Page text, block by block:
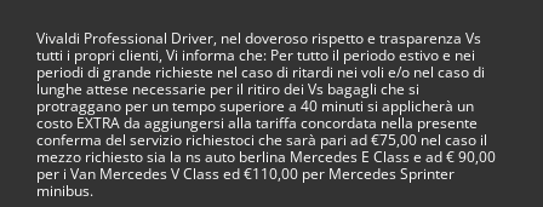
Vivaldi Professional Driver, nel doveroso rispetto e trasparenza Vs
tutti i propri clienti, Vi informa che: Per tutto il periodo estivo e nei
periodi di grande richieste nel caso di ritardi nei voli e/o nel caso di
lunghe attese necessarie per il ritiro dei Vs bagagli che si
protraggano per un tempo superiore a 40 minuti si applicherà un
costo EXTRA da aggiungersi alla tariffa concordata nella presente
conferma del servizio richiestoci che sarà pari ad €75,00 nel caso il
mezzo richiesto sia la ns auto berlina Mercedes E Class e ad € 90,00
per i Van Mercedes V Class ed €110,00 per Mercedes Sprinter
minibus.